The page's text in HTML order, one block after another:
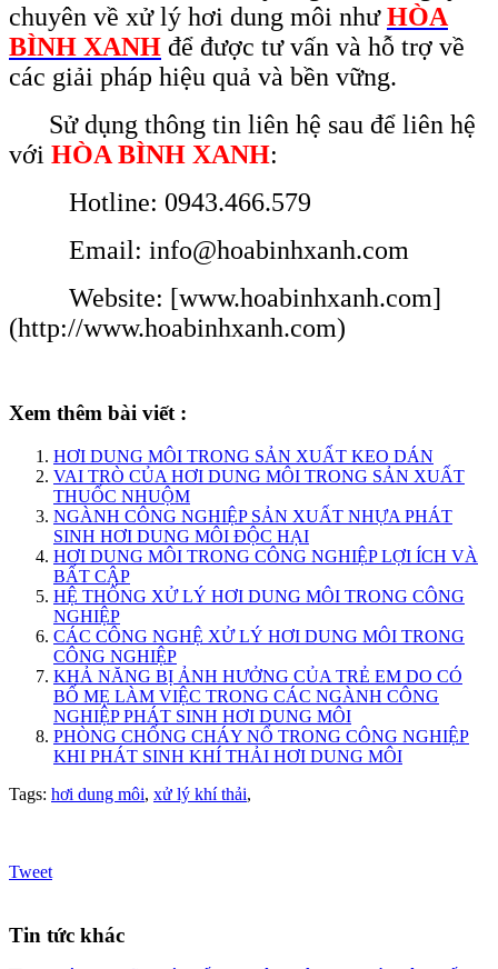
chuyên về xử lý hơi dung môi nhưHÒA
BÌNH XANH để được tư vấn và hỗ trợ về
các giải pháp hiệu quả và bền vững.
Sử dụng thông tin liên hệ sau để liên hệ
với HÒA BÌNH XANH:
Hotline: 0943.466.579
Email: info@hoabinhxanh.com
Website: [www.hoabinhxanh.com]
(http://www.hoabinhxanh.com)
Xem thêm bài viết :
HƠI DUNG MÔI TRONG SẢN XUẤT KEO DÁN
VAI TRÒ CỦA HƠI DUNG MÔI TRONG SẢN XUẤT
THUỐC NHUỘM
NGÀNH CÔNG NGHIỆP SẢN XUẤT NHỰA PHÁT
SINH HƠI DUNG MÔI ĐỘC HẠI
HƠI DUNG MÔI TRONG CÔNG NGHIỆP LỢI ÍCH VÀ
BẤT CẬP
HỆ THỐNG XỬ LÝ HƠI DUNG MÔI TRONG CÔNG
NGHIỆP
CÁC CÔNG NGHỆ XỬ LÝ HƠI DUNG MÔI TRONG
CÔNG NGHIỆP
KHẢ NĂNG BỊ ẢNH HƯỞNG CỦA TRẺ EM DO CÓ
BỐ MẸ LÀM VIỆC TRONG CÁC NGÀNH CÔNG
NGHIỆP PHÁT SINH HƠI DUNG MÔI
PHÒNG CHỐNG CHÁY NỔ TRONG CÔNG NGHIỆP
KHI PHÁT SINH KHÍ THẢI HƠI DUNG MÔI
Tags: hơi dung môi, xử lý khí thải,
Tweet
Tin tức khác